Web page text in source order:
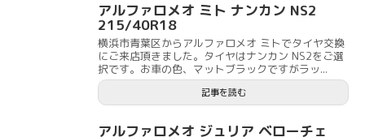
アルファロメオ ミト ナンカン NS2
215/40R18
横浜市青葉区からアルファロメオ ミトでタイヤ交換
にご来店頂きました。タイヤはナンカン NS2をご選
択です。お車の色、マットブラックですがラッ...
記事を読む
アルファロメオ ジュリア ベローチェ